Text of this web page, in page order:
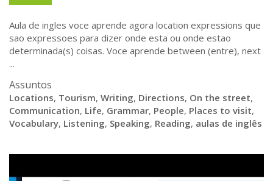
Aula de ingles voce aprende agora location expressions que
sao expressoes para dizer onde esta ou onde estao
determinada(s) coisas. Voce aprende between (entre), next
...
Assuntos
Locations, Tourism, Writing, Directions, On the street,
Communication, Life, Grammar, People, Places to visit,
Vocabulary, Listening, Speaking, Reading, aulas de inglês